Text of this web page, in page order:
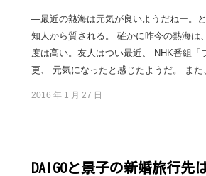
—最近の熱海は元気が良いようだねー。
知人から質される。 確かに昨今の熱海は
度は高い。友人はつい最近、 NHK番組「
更、 元気になったと感じたようだ。 ま
2016 年 1 月 27 日
DAIGOと景子の新婚旅行